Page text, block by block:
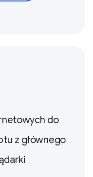
do
z głównego